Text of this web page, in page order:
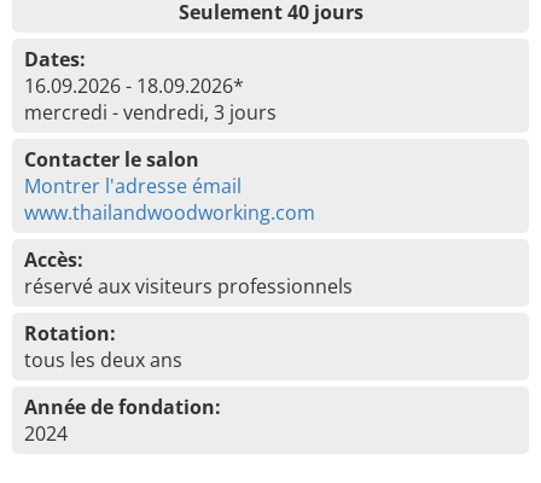
Seulement 40 jours
Dates:
16.09.2026 - 18.09.2026*
mercredi - vendredi, 3 jours
Contacter le salon
Montrer l'adresse émail
www.thailandwoodworking.com
Accès:
réservé aux visiteurs professionnels
Rotation:
tous les deux ans
Année de fondation:
2024